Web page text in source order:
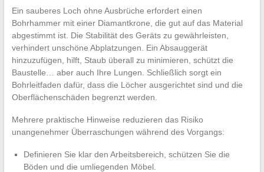
Ein sauberes Loch ohne Ausbrüche erfordert einen
Bohrhammer mit einer Diamantkrone, die gut auf das Material
abgestimmt ist. Die Stabilität des Geräts zu gewährleisten,
verhindert unschöne Abplatzungen. Ein Absauggerät
hinzuzufügen, hilft, Staub überall zu minimieren, schützt die
Baustelle… aber auch Ihre Lungen. Schließlich sorgt ein
Bohrleitfaden dafür, dass die Löcher ausgerichtet sind und die
Oberflächenschäden begrenzt werden.
Mehrere praktische Hinweise reduzieren das Risiko
unangenehmer Überraschungen während des Vorgangs:
Definieren Sie klar den Arbeitsbereich, schützen Sie die
Böden und die umliegenden Möbel.